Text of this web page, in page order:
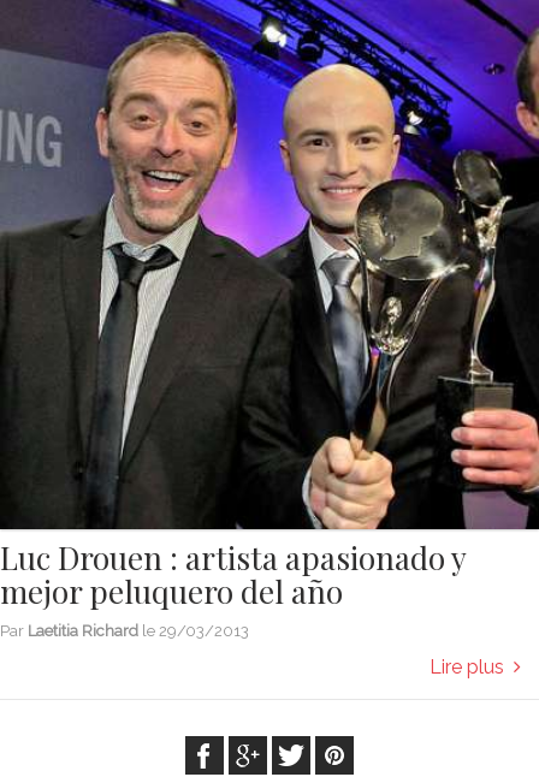
Luc Drouen : artista apasionado y
mejor peluquero del año
Par Laetitia Richard le 29/03/2013
Lire plus